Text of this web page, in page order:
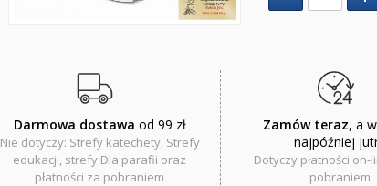
Darmowa dostawa od 99 zł
Nie dotyczy: Strefy katechety, Strefy
edukacji, strefy Dla parafii oraz
płatności za pobraniem
Zamów teraz, a
najpóźniej
Dotyczy płatności on-
pobraniem